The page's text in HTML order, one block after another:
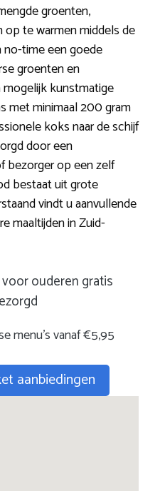
groenten,
op te warmen middels de
time een goede
groenten en
kunstmatige
met minimaal 200 gram
koks naar de schijf
door een
bezorger op een zelf
bestaat uit grote
vindt u aanvullende
maaltijden in Zuid-
ouderen gratis
menu’s vanaf €5,95
aanbiedingen